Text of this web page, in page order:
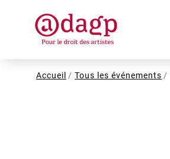
Fil
Accueil Tous les événements